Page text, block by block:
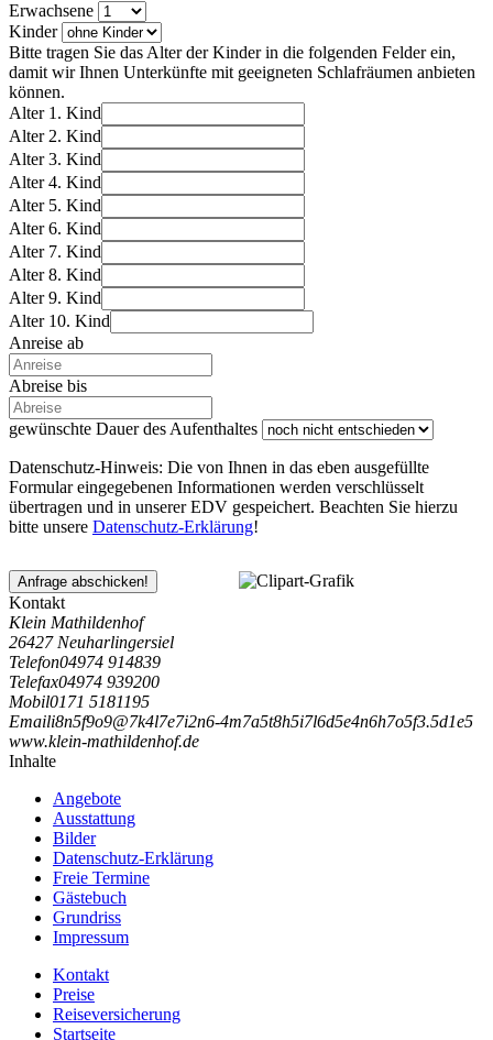
Erwachsene
Kinder
Bitte tragen Sie das Alter der Kinder in die folgenden Felder ein,
damit wir Ihnen Unterkünfte mit geeigneten Schlafräumen anbieten
können.
Alter 1. Kind
Alter 2. Kind
Alter 3. Kind
Alter 4. Kind
Alter 5. Kind
Alter 6. Kind
Alter 7. Kind
Alter 8. Kind
Alter 9. Kind
Alter 10. Kind
Anreise ab
Abreise bis
gewünschte Dauer des Aufenthaltes
Datenschutz-Hinweis: Die von Ihnen in das eben ausgefüllte
Formular eingegebenen Informationen werden verschlüsselt
übertragen und in unserer EDV gespeichert. Beachten Sie hierzu
bitte unsere Datenschutz-Erklärung!
Anfrage abschicken!
Kontakt
Klein Mathildenhof
26427 Neuharlingersiel
Telefon04974 914839
Telefax04974 939200
Mobil0171 5181195
Emaili8n5f9o9@7k4l7e7i2n6-4m7a5t8h5i7l6d5e4n6h7o5f3.5d1e5
www.klein-mathildenhof.de
Inhalte
Angebote
Ausstattung
Bilder
Datenschutz-Erklärung
Freie Termine
Gästebuch
Grundriss
Impressum
Kontakt
Preise
Reiseversicherung
Startseite